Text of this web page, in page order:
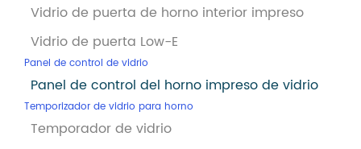
Vidrio de puerta de horno interior impreso
Vidrio de puerta Low-E
Panel de control de vidrio
Panel de control del horno impreso de vidrio
Temporizador de vidrio para horno
Temporador de vidrio